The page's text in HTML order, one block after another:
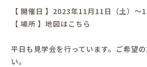
【 開催日 】2023年11月11日（土）～
【 場所 】地図はこちら
平日も見学会を行っています。ご希望
い。